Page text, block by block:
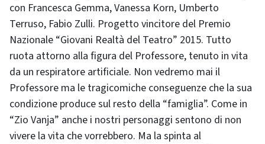
con Francesca Gemma, Vanessa Korn, Umberto
Terruso, Fabio Zulli. Progetto vincitore del Premio
Nazionale “Giovani Realtà del Teatro” 2015. Tutto
ruota attorno alla figura del Professore, tenuto in vita
da un respiratore artificiale. Non vedremo mai il
Professore ma le tragicomiche conseguenze che la sua
condizione produce sul resto della “famiglia”. Come in
“Zio Vanja” anche i nostri personaggi sentono di non
vivere la vita che vorrebbero. Ma la spinta al